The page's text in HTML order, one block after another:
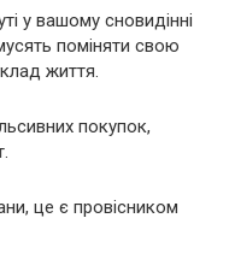
у вашому сновидінні
поміняти свою
життя.
покупок,
це є провісником